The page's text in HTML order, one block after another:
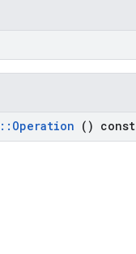
:: Operation () const